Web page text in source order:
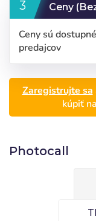
Ceny
Ceny sú
predajcov
Zaregistrujte sa
kúpiť
Photocall